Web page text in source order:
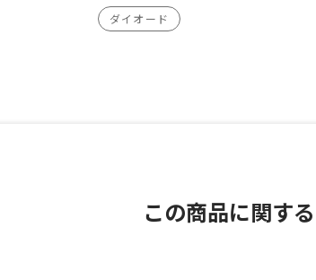
ダイオード
この商品に関する